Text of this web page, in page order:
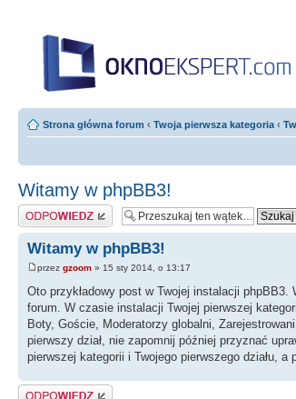
Strona główna forum ‹ Twoja pierwsza kategoria ‹
Witamy w phpBB3!
Odpowiedz
Witamy w phpBB3!
przez gzoom » 15 sty 2014, o 13:17
Oto przykładowy post w Twojej instalacji
forum. W czasie instalacji Twojej pierwszej
Boty, Goście, Moderatorzy globalni,
pierwszy dział, nie zapomnij później przyznać
pierwszej kategorii i Twojego pierwszego działu,
Odpowiedz